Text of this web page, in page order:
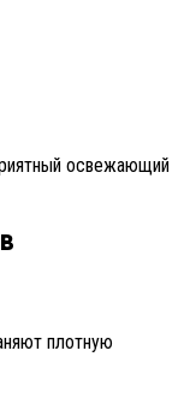
освежающий
плотную